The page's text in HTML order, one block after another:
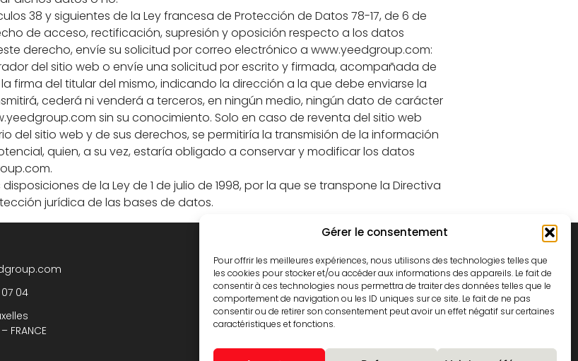
Gérer le consentement
Pour offrir les meilleures expériences, nous utilisons des technologies telles que
les cookies pour stocker et/ou accéder aux informations des appareils. Le fait de
consentir à ces technologies nous permettra de traiter des données telles que le
comportement de navigation ou les ID uniques sur ce site. Le fait de ne pas
consentir ou de retirer son consentement peut avoir un effet négatif sur certaines
caractéristiques et fonctions.
38 y siguientes de la Ley francesa de Protección de Datos 78-17, de 6 de
de acceso, rectificación, supresión y oposición respecto a los datos
derecho, envíe su solicitud por correo electrónico a www.yeedgroup.com:
del sitio web o envíe una solicitud por escrito y firmada, acompañada de
del titular del mismo, indicando la dirección a la que debe enviarse la
cederá ni venderá a terceros, en ningún medio, ningún dato de carácter
sin su conocimiento. Solo en caso de reventa del sitio web
del sitio web y de sus derechos, se permitiría la transmisión de la información
quien, a su vez, estaría obligado a conservar y modificar los datos
de la Ley de 1 de julio de 1998, por la que se transpone la Directiva
jurídica de las bases de datos.
04
FRANCE